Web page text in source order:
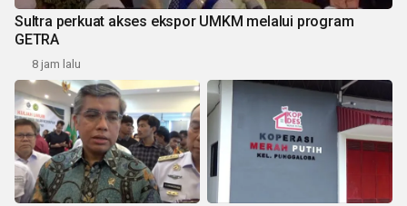
Sultra perkuat akses ekspor UMKM melalui program
GETRA
8 jam lalu